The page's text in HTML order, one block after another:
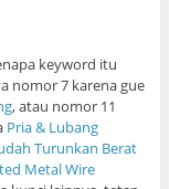
keyword itu
nomor 7 karena gue
, atau nomor 11
Pria & Lubang
Turunkan Berat
Metal Wire